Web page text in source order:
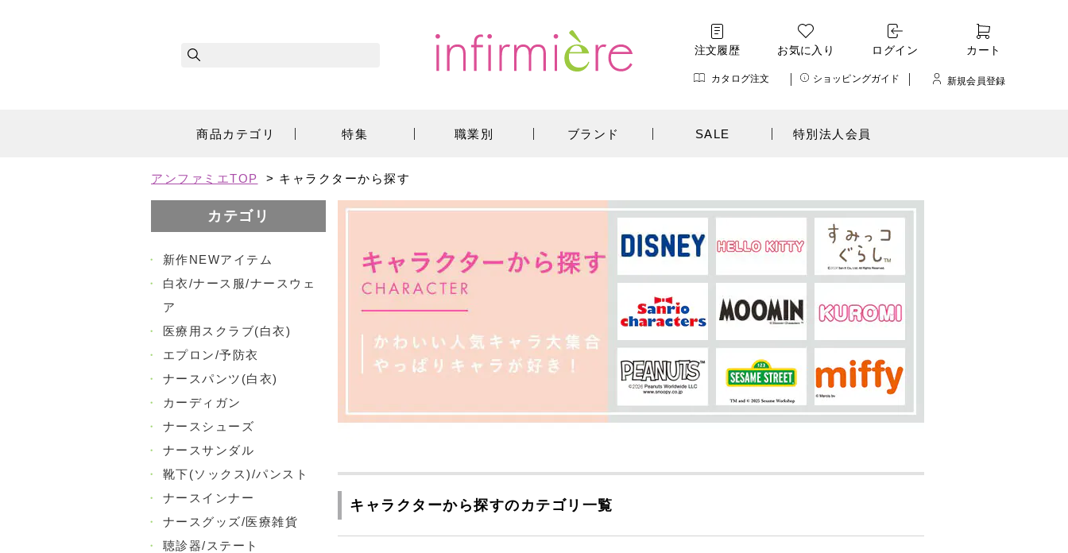
注文履歴 お気に入り ログイン カート
カタログ注文 ショッピングガイド 新規会員登録
商品カテゴリ 特集 職業別 ブランド SALE 特別法人会員
アンファミエTOP > キャラクターから探す
カテゴリ
・
新作NEWアイテム
・
白衣/ナース服/ナースウェ
ア
・
医療用スクラブ(白衣)
・
エプロン/予防衣
・
ナースパンツ(白衣)
・
カーディガン
・
ナースシューズ
・
ナースサンダル
・
靴下(ソックス)/パンスト
・
ナースインナー
・
ナースグッズ/医療雑貨
・
聴診器/ステート
キャラクターから探すのカテゴリ一覧